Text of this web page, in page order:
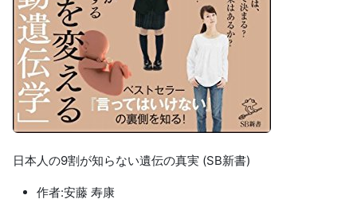
日本人の9割が知らない遺伝の真実 (SB新書)
作者:安藤 寿康